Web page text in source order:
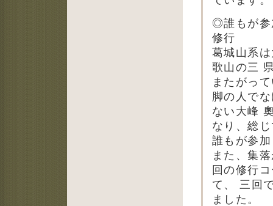
◎誰もが参
修行
葛城山系
歌山の三
またがっ
脚の人で
ない大峰
なり、総
誰もが参
また、集
回の修行
て、 三回
ました。